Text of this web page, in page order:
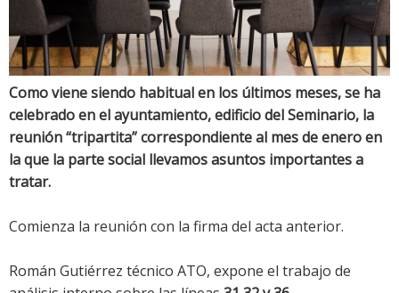
Como viene siendo habitual en los últimos meses, se ha
celebrado en el ayuntamiento, edificio del Seminario, la
reunión “tripartita” correspondiente al mes de enero en
la que la parte social llevamos asuntos importantes a
tratar.
Comienza la reunión con la firma del acta anterior.
Román Gutiérrez técnico ATO, expone el trabajo de